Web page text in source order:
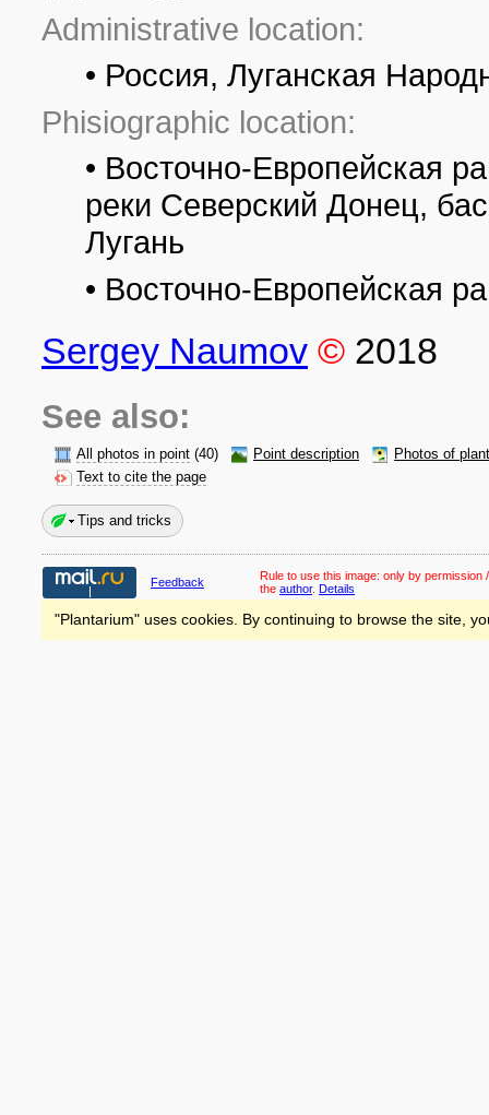
Administrative location:
• Россия, Луганская
Phisiographic location:
• Восточно-Европейская
реки Северский Донец,
Лугань
• Восточно-Европейская
Sergey Naumov © 2018
See also:
All photos in point (40) Point description
Photos of
Text to cite the page
Tips and tricks
Feedback Rule to use this image: only by permission
the author. Details
"Plantarium" uses cookies. By continuing to browse the site,